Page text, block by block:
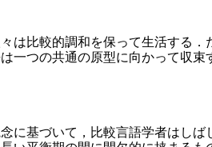
は比較的調和を保って生活する
つの共通の原型に向かって収
に基づいて，比較言語学者はし